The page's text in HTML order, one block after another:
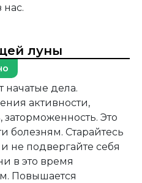
луны
начатые дела.
активности,
заторможенность. Это
болезням. Старайтесь
не подвергайте себя
в это время
Повышается